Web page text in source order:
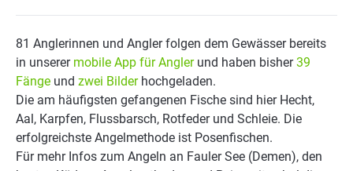
81 Anglerinnen und Angler folgen dem Gewässer bereits
in unserer mobile App für Anglerund haben bisher39
Fänge und zwei Bilderhochgeladen.
Die am häufigsten gefangenen Fische sind hier Hecht,
Aal, Karpfen, Flussbarsch, Rotfeder und Schleie. Die
erfolgreichste Angelmethode ist Posenfischen.
Für mehr Infos zum Angeln an Fauler See (Demen), den